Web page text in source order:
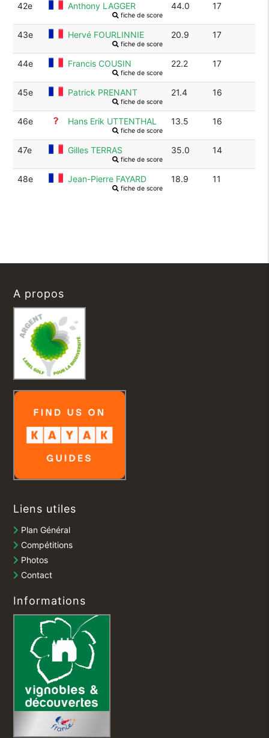
42e Anthony LAGGER
fiche de score
44.0 17
43e Hervé FOURLINNIE
fiche de score
20.9 17
44e Francis COUSIN
fiche de score
22.2 17
45e Patrick PRENANT
fiche de score
21.4 16
46e Hans Erik UTTENTHAL
fiche de score
13.5 16
47e Gilles TERRAS
fiche de score
35.0 14
48e Jean-Pierre FAYARD
fiche de score
18.9 11
A propos
Liens utiles
Plan Général
Compétitions
Photos
Contact
Informations